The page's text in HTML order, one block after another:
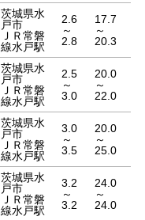
茨城県水
戸市
ＪＲ常磐
線水戸駅
2.6
～
2.8
17.7
～
20.3
茨城県水
戸市
ＪＲ常磐
線水戸駅
2.5
～
3.0
20.0
～
22.0
茨城県水
戸市
ＪＲ常磐
線水戸駅
3.0
～
3.5
20.0
～
25.0
茨城県水
戸市
ＪＲ常磐
線水戸駅
3.2
～
3.2
24.0
～
24.0